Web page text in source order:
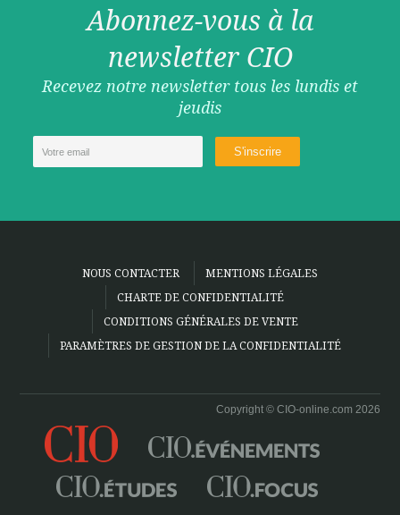
Abonnez-vous à la
newsletter CIO
Recevez notre newsletter tous les lundis et
jeudis
NOUS CONTACTER
MENTIONS LÉGALES
CHARTE DE CONFIDENTIALITÉ
CONDITIONS GÉNÉRALES DE VENTE
PARAMÈTRES DE GESTION DE LA CONFIDENTIALITÉ
Copyright © CIO-online.com 2026